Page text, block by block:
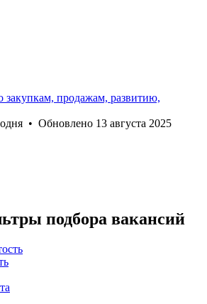
закупкам, продажам, развитию,
• Обновлено 13 августа 2025
подбора вакансий